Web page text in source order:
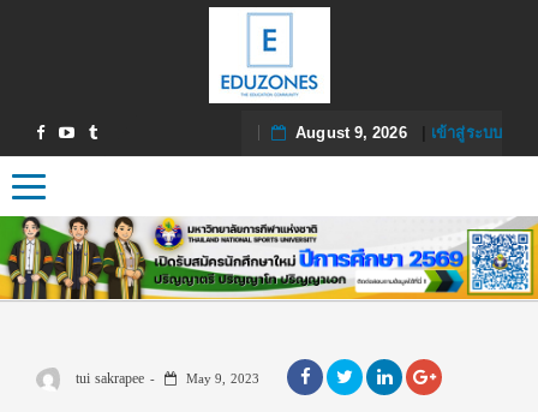
August 9, 2026| เข้าสู่ระบบ
Toggle navigation
tui sakrapee May 9, 2023